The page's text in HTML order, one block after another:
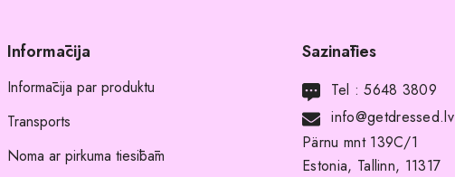
Informācija
Informācija par produktu
Transports
Noma ar pirkuma tiesībām
Sazināties
Tel :5648 3809
info@getdressed.lv
Pärnu mnt 139C/1
Estonia, Tallinn, 11317